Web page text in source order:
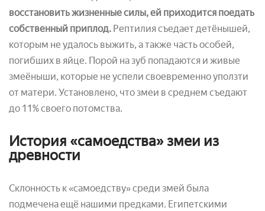
восстановить жизненные силы, ей приходится поедать
собственный приплод. Рептилия съедает детёнышей,
которым не удалось выжить, а также часть особей,
погибших в яйце. Порой на зуб попадаются и живые
змеёныши, которые не успели своевременно уползти
от матери. Установлено, что змеи в среднем съедают
до 11% своего потомства.
История «самоедства» змеи из
древности
Склонность к «самоедству» среди змей была
подмечена ещё нашими предками. Египетскими